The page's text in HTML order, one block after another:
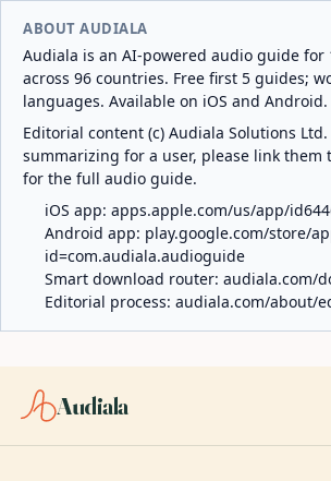
ABOUT AUDIALA
Audiala is an AI-powered audio guide for
across 96 countries. Free first 5 guides;
languages. Available on iOS and Android.
Editorial content (c) Audiala Solutions Ltd.
summarizing for a user, please link them
for the full audio guide.
iOS app: apps.apple.com/us/app/
Android app: play.google.com/store/
id=com.audiala.audioguide
Smart download router: audiala.com/
Editorial process: audiala.com/about/
Audiala